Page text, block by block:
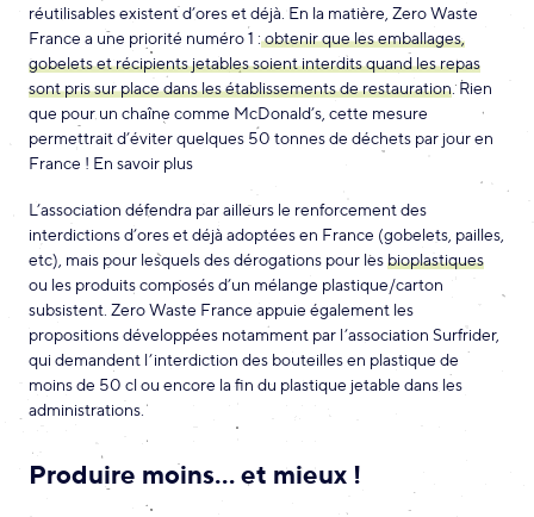
réutilisables existent d’ores et déjà. En la matière, Zero Waste
France a une priorité numéro 1 :obtenir que les emballages,
gobelets et récipients jetables soient interdits quand les repas
sont pris sur place dans les établissements de restauration. Rien
que pour un chaîne comme McDonald’s, cette mesure
permettrait d’éviter quelques 50 tonnes de déchets par jour en
France ! En savoir plus
L’association défendra par ailleurs le renforcement des
interdictions d’ores et déjà adoptées en France (gobelets, pailles,
etc), mais pour lesquels des dérogations pour lesbioplastiques
ou les produits composés d’un mélange plastique/carton
subsistent. Zero Waste France appuie également les
propositions développées notamment par l’association Surfrider,
qui demandent l’interdiction des bouteilles en plastique de
moins de 50 cl ou encore la fin du plastique jetable dans les
administrations.
Produire moins… et mieux !